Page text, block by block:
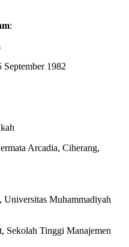
:
1982
Arcadia, Ciherang,
Muhammadiyah
Sekolah Tinggi Manajemen